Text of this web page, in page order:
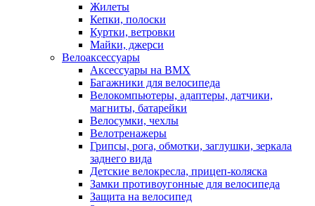
Жилеты
Кепки, полоски
Куртки, ветровки
Майки, джерси
Велоаксессуары
Аксессуары на BMX
Багажники для велосипеда
Велокомпьютеры, адаптеры, датчики,
магниты, батарейки
Велосумки, чехлы
Велотренажеры
Грипсы, рога, обмотки, заглушки, зеркала
заднего вида
Детские велокресла, прицеп-коляска
Замки противоугонные для велосипеда
Защита на велосипед